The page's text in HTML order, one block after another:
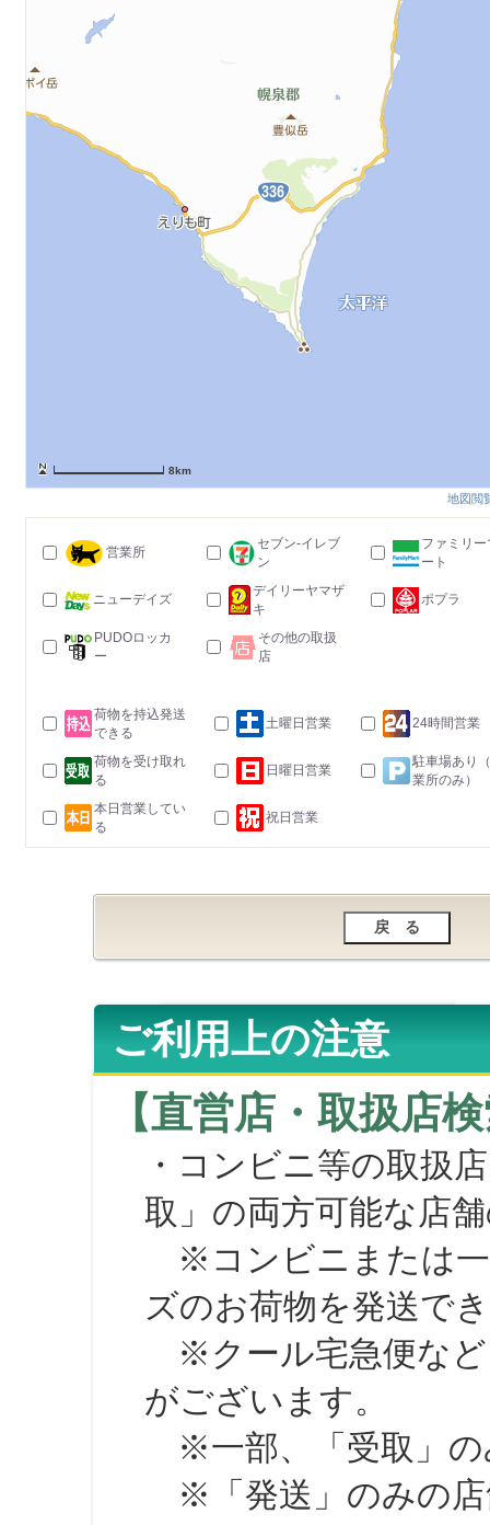
8km
地図閲
営業所
セブン-イレブ
ン
ファミリー
ート
ニューデイズ
デイリーヤマザ
キ
ポプラ
PUDOロッカ
ー
その他の取扱
店
荷物を持込発送
できる
土曜日営業 24時間営業
荷物を受け取れ
る
日曜日営業
駐車場あり
業所のみ）
本日営業してい
る
祝日営業
ご利用上の注意
【直営店・取扱店
・コンビニ等の取扱
取」の両方可能な店
※コンビニまたは一
ズのお荷物を発送で
※クール宅急便など
がございます。
※一部、「受取」の
※「発送」のみの店